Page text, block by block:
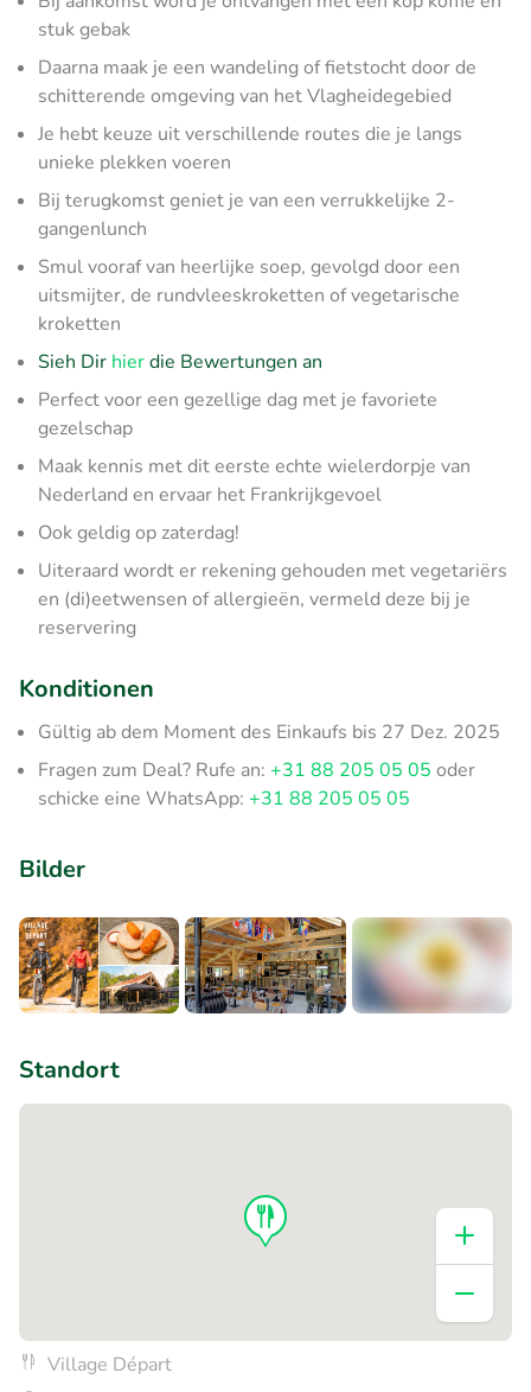
stuk gebak
Daarna maak je een wandeling of fietstocht door de
schitterende omgeving van het Vlagheidegebied
Je hebt keuze uit verschillende routes die je langs
unieke plekken voeren
Bij terugkomst geniet je van een verrukkelijke 2-
gangenlunch
Smul vooraf van heerlijke soep, gevolgd door een
uitsmijter, de rundvleeskroketten of vegetarische
kroketten
Sieh Dir hierdie Bewertungen an
Perfect voor een gezellige dag met je favoriete
gezelschap
Maak kennis met dit eerste echte wielerdorpje van
Nederland en ervaar het Frankrijkgevoel
Ook geldig op zaterdag!
Uiteraard wordt er rekening gehouden met vegetariërs
en (di)eetwensen of allergieën, vermeld deze bij je
reservering
Konditionen
Gültig ab dem Moment des Einkaufs bis 27 Dez. 2025
Fragen zum Deal? Rufe an: +31 88 205 05 05 oder
schicke eine WhatsApp: +31 88 205 05 05
Bilder
Standort
Village Départ